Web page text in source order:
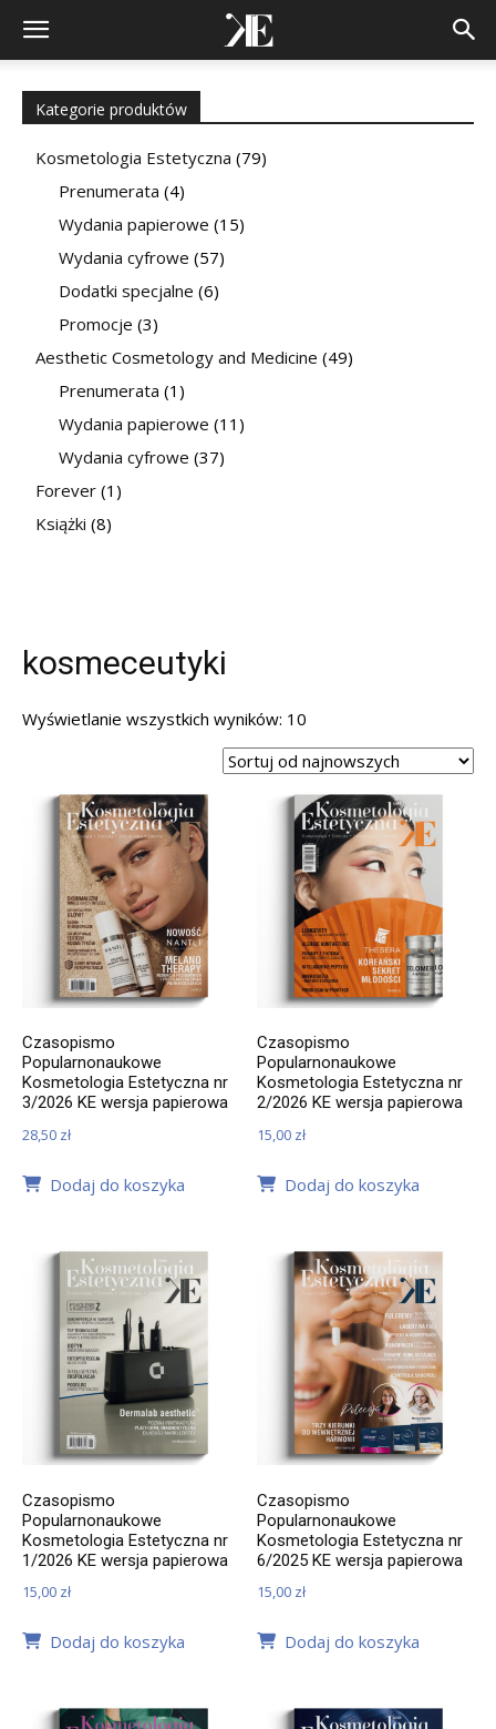
Kategorie produktów
Kosmetologia Estetyczna (79)
Prenumerata (4)
Wydania papierowe (15)
Wydania cyfrowe (57)
Dodatki specjalne (6)
Promocje (3)
Aesthetic Cosmetology and Medicine (49)
Prenumerata (1)
Wydania papierowe (11)
Wydania cyfrowe (37)
Forever (1)
Książki (8)
kosmeceutyki
Wyświetlanie wszystkich wyników: 10
najnowszych
Czasopismo
Popularnonaukowe
Kosmetologia Estetyczna nr
3/2026 KE wersja papierowa
28,50 zł
Dodaj do koszyka
Czasopismo
Popularnonaukowe
Kosmetologia Estetyczna nr
2/2026 KE wersja papierowa
15,00 zł
Dodaj do koszyka
Czasopismo
Popularnonaukowe
Kosmetologia Estetyczna nr
1/2026 KE wersja papierowa
15,00 zł
Dodaj do koszyka
Czasopismo
Popularnonaukowe
Kosmetologia Estetyczna nr
6/2025 KE wersja papierowa
15,00 zł
Dodaj do koszyka